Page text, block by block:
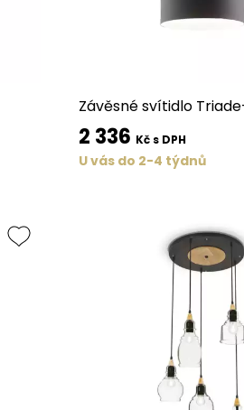
Závěsné svítidlo
2 336 Kč s DPH
U vás do 2-4 týdnů